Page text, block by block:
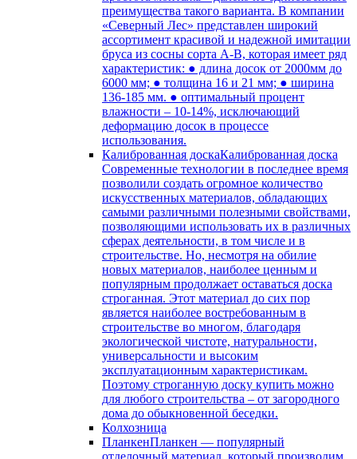
преимущества такого варианта. В компании
«Северный Лес» представлен широкий
ассортимент красивой и надежной имитации
бруса из сосны сорта А-В, которая имеет ряд
характеристик: ● длина досок от 2000мм до
6000 мм; ● толщина 16 и 21 мм; ● ширина
136-185 мм. ● оптимальный процент
влажности – 10-14%, исключающий
деформацию досок в процессе
использования.
Калиброванная доскаКалиброванная доска
Современные технологии в последнее время
позволили создать огромное количество
искусственных материалов, обладающих
самыми различными полезными свойствами,
позволяющими использовать их в различных
сферах деятельности, в том числе и в
строительстве. Но, несмотря на обилие
новых материалов, наиболее ценным и
популярным продолжает оставаться доска
строганная. Этот материал до сих пор
является наиболее востребованным в
строительстве во многом, благодаря
экологической чистоте, натуральности,
универсальности и высоким
эксплуатационным характеристикам.
Поэтому строганную доску купить можно
для любого строительства – от загородного
дома до обыкновенной беседки.
Колхозница
ПланкенПланкен — популярный
отделочный материал, который производим